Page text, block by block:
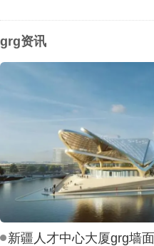
grg资讯
新疆人才中心大厦grg墙